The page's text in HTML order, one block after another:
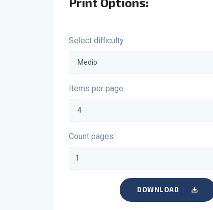
Select difficulty:
Items per page:
Count pages:
DOWNLOAD